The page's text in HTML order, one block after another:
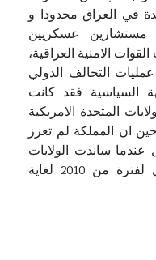
في العراق محدودا و
عسكريين
الامنية العراقية،
اقل من 10% من عمليات التحالف الدولي
السياسية فقد كانت
المتحدة الامريكية
ان المملكة لم تعزز
ساندت الولايات
المتحدة الامريكية حكومة العبادي لفترة من 2010 لغاية